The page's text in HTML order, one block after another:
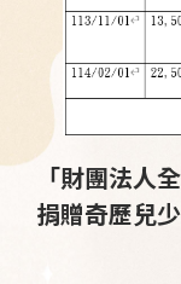
「財團法人
捐贈奇歷兒